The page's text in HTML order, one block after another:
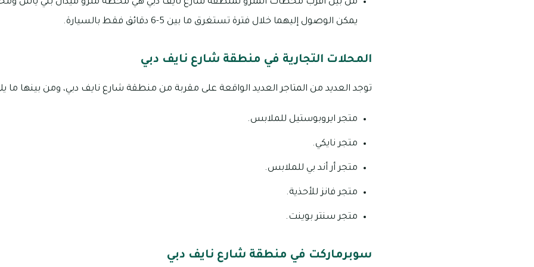
يمكن الوصول إليهما خلال فترة تستغرق ما بين 5-6 دقائق فقط بالسيارة.
المحلات التجارية في منطقة شارع نايف دبي
توجد العديد من المتاجر العديد الواقعة على مقربة من منطقة شارع نايف دبي، ومن بينها ما
متجر ايروبوستيل للملابس.
متجر نايكي.
متجر أر أند بي للملابس.
متجر فانز للأحذية.
متجر سنتر بوينت.
سوبرماركت في منطقة شارع نايف دبي